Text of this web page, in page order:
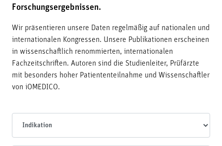
Forschungsergebnissen.
Wir präsentieren unsere Daten regelmäßig auf nationalen und
internationalen Kongressen. Unsere Publikationen erscheinen
in wissenschaftlich renommierten, internationalen
Fachzeitschriften. Autoren sind die Studienleiter, Prüfärzte
mit besonders hoher Patiententeilnahme und Wissenschaftler
von iOMEDICO.